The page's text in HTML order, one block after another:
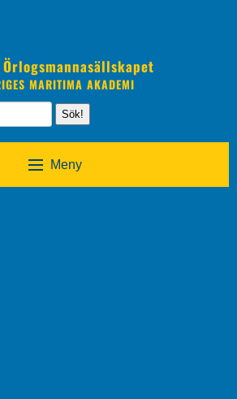
MARITIMA AKADEMI
Sök!
Meny